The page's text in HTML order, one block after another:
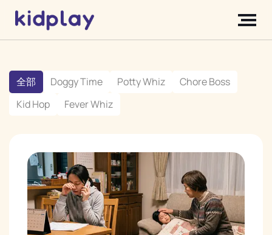
全部 Doggy Time Potty Whiz
Chore Boss
Kid Hop
Fever Whiz